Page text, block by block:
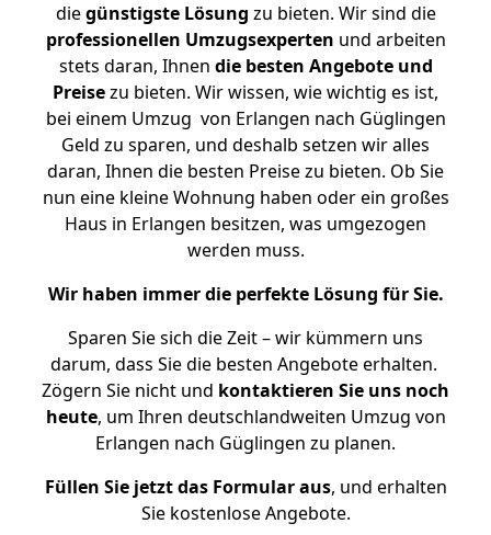
diegünstigste Lösung zu bieten. Wir sind die
professionellen Umzugsexperten und arbeiten
stets daran, Ihnen die besten Angebote und
Preisezu bieten. Wir wissen, wie wichtig es ist,
bei einem Umzug von Erlangen nach Güglingen
Geld zu sparen, und deshalb setzen wir alles
daran, Ihnen die besten Preise zu bieten. Ob Sie
nun eine kleine Wohnung haben oder ein großes
Haus in Erlangen besitzen, was umgezogen
werden muss.
Wir haben immer die perfekte Lösung für Sie.
Sparen Sie sich die Zeit – wir kümmern uns
darum, dass Sie die besten Angebote erhalten.
Zögern Sie nicht und kontaktieren Sie uns noch
heute, um Ihren deutschlandweiten Umzug von
Erlangen nach Güglingen zu planen.
Füllen Sie jetzt das Formular aus, und erhalten
Sie kostenlose Angebote.